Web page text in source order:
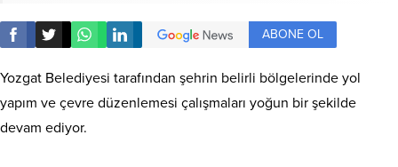
ABONE OL
Yozgat Belediyesi tarafından şehrin belirli bölgelerinde yol
yapım ve çevre düzenlemesi çalışmaları yoğun bir şekilde
devam ediyor.